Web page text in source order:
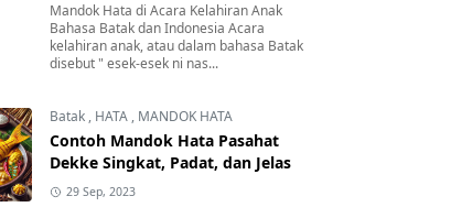
Mandok Hata di Acara Kelahiran Anak
Bahasa Batak dan Indonesia Acara
kelahiran anak, atau dalam bahasa Batak
disebut " esek-esek ni nas...
Batak , HATA , MANDOK HATA
Contoh Mandok Hata Pasahat
Dekke Singkat, Padat, dan Jelas
29 Sep, 2023